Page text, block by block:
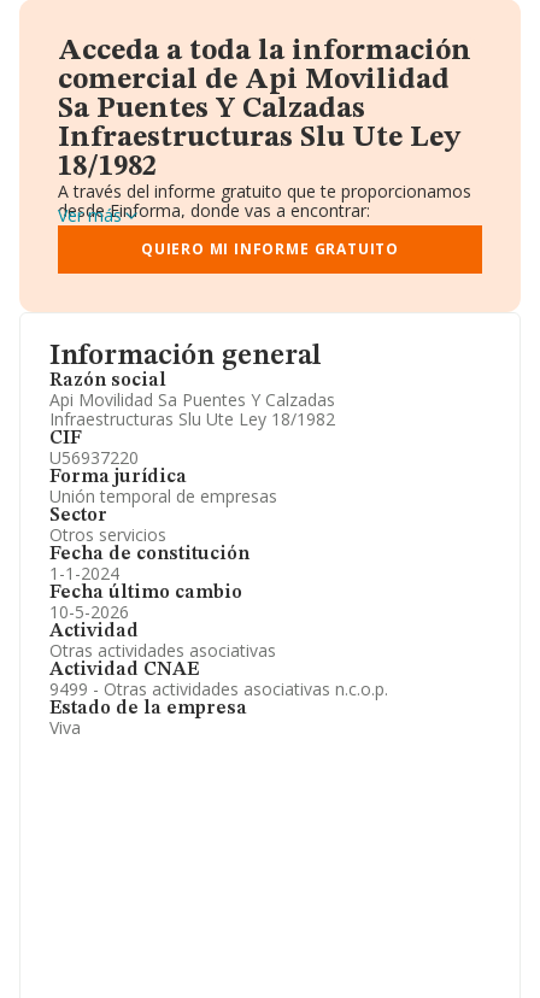
Información general
Razón social
Api Movilidad Sa Puentes Y Calzadas
Infraestructuras Slu Ute Ley 18/1982
CIF
U56937220
Forma jurídica
Unión temporal de empresas
Sector
Otros servicios
Fecha de constitución
1-1-2024
Fecha último cambio
10-5-2026
Actividad
Otras actividades asociativas
Actividad CNAE
9499 - Otras actividades asociativas n.c.o.p.
Estado de la empresa
Viva
Acceda a toda la información
comercial de Api Movilidad
Sa Puentes Y Calzadas
Infraestructuras Slu Ute Ley
18/1982
A través del informe gratuito que te proporcionamos
desde Einforma, donde vas a encontrar:
Datos identificativos: Denominación, CIF,
Teléfono, Domicilio.
Informe Mercantil Completo (BORME).
Accionistas.
Participaciones y Vinculaciones en otras empresas.
Artículos de prensa publicados sobre la empresa.
Información oficial y registral complementaria.
Ver más
QUIERO MI INFORME GRATUITO